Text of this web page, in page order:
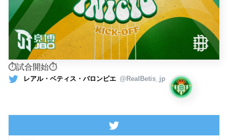
⏱試合開始⏱
レアル・ベティス・バロンピエ @RealBetis_jp